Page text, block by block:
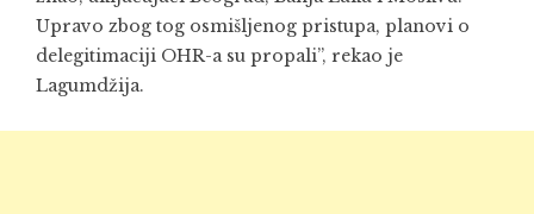
Upravo zbog tog osmišljenog pristupa, planovi o
delegitimaciji OHR-a su propali”, rekao je
Lagumdžija.